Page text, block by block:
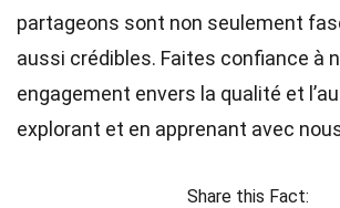
partageons sont non seulement
aussi crédibles. Faites confiance à
engagement envers la qualité et
explorant et en apprenant avec
Share this Fact: